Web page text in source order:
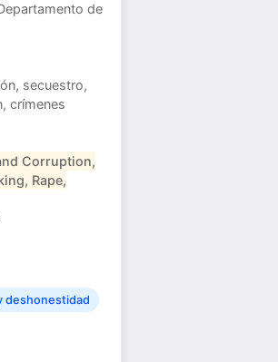
de
secuestro,
crímenes
Corruption,
Rape,
deshonestidad